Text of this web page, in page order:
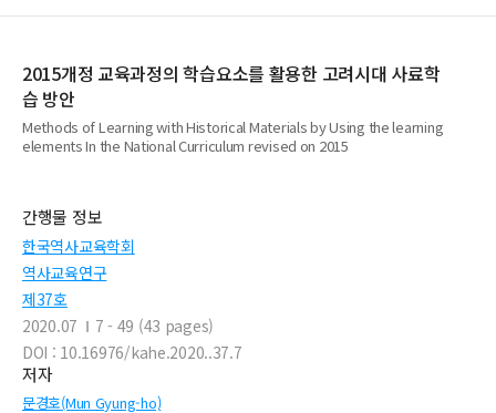
2015개정 교육과정의 학습요소를 활용한 고려시대 사료학
습 방안
Methods of Learning with Historical Materials by Using the learning
elements In the National Curriculum revised on 2015
간행물 정보
한국역사교육학회
역사교육연구
제37호
2020.07
7 - 49 (43 pages)
DOI : 10.16976/kahe.2020..37.7
저자
문경호(Mun Gyung-ho)